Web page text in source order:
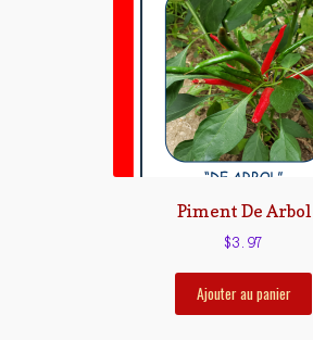
Piment De Arbol
$3.97
Ajouter au panier